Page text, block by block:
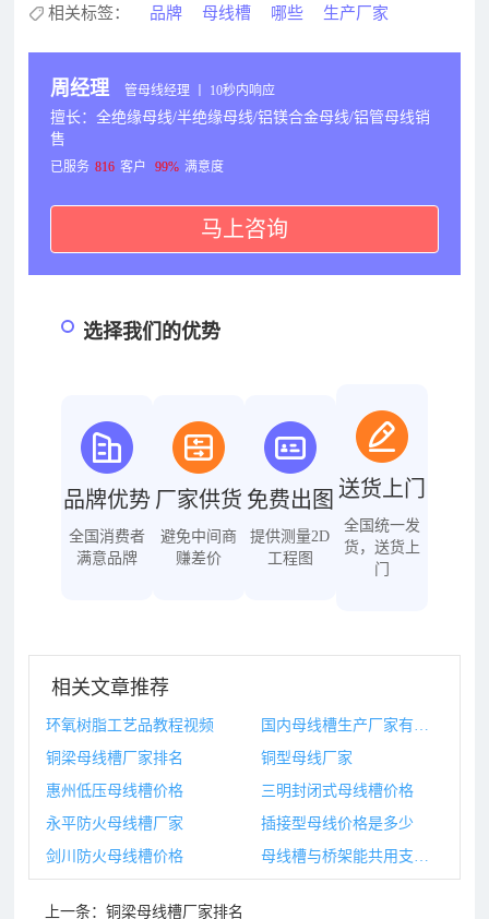
相关标签： 品牌 母线槽 哪些 生产厂家
周经理 管母线经理 丨 10秒内响应
擅长：全绝缘母线/半绝缘母线/铝镁合金母线/铝管母线销
售
已服务 816 客户 99% 满意度
马上咨询
选择我们的优势
品牌优势
全国消费者
满意品牌
厂家供货
避免中间商
赚差价
免费出图
提供测量2D
工程图
送货上门
全国统一发
货，送货上
门
相关文章推荐
环氧树脂工艺品教程视频
国内母线槽生产厂家有哪些品牌
铜梁母线槽厂家排名
铜型母线厂家
惠州低压母线槽价格
三明封闭式母线槽价格
永平防火母线槽厂家
插接型母线价格是多少
剑川防火母线槽价格
上一条：铜梁母线槽厂家排名